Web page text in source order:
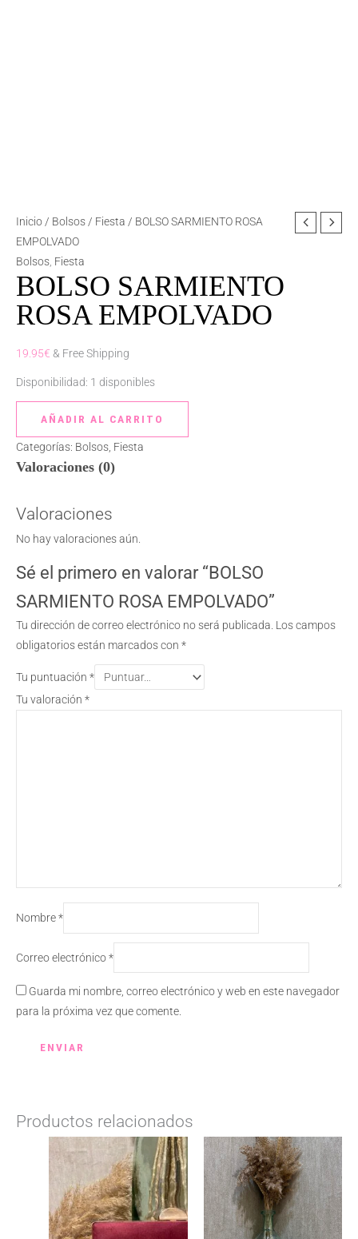
Inicio / Bolsos / Fiesta / BOLSO SARMIENTO ROSA
EMPOLVADO
Bolsos Fiesta
BOLSO SARMIENTO
ROSA EMPOLVADO
19.95€ & Free Shipping
Disponibilidad: 1 disponibles
BOLSO
SARMIENTO
ROSA
EMPOLVADO
AÑADIR AL CARRITO
Categorías: Bolsos Fiesta
Valoraciones (0)
Valoraciones
No hay valoraciones aún.
Sé el primero en valorar “BOLSO
SARMIENTO ROSA EMPOLVADO”
Tu dirección de correo electrónico no será publicada. Los campos
obligatorios están marcados con *
Tu puntuación *
Tu valoración *
Nombre*
Correo electrónico*
Guarda mi nombre, correo electrónico y web en este navegador
para la próxima vez que comente.
Productos relacionados